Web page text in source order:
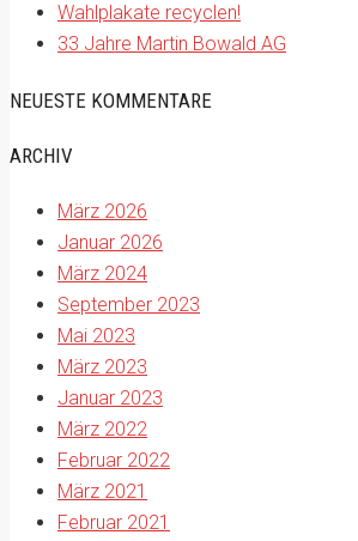
Wahlplakate recyclen!
33 Jahre Martin Bowald AG
NEUESTE KOMMENTARE
ARCHIV
März 2026
Januar 2026
März 2024
September 2023
Mai 2023
März 2023
Januar 2023
März 2022
Februar 2022
März 2021
Februar 2021